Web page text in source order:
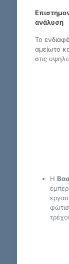
ανάλυση
Το
αμείωτο
στις
Η